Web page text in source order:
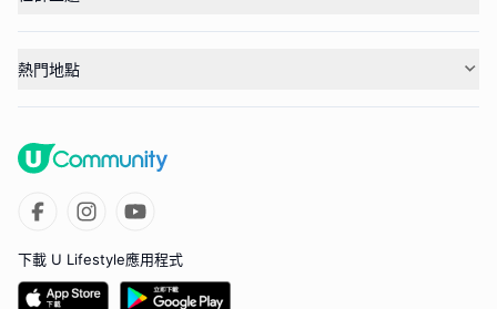
熱門地點
下載 U Lifestyle應用程式